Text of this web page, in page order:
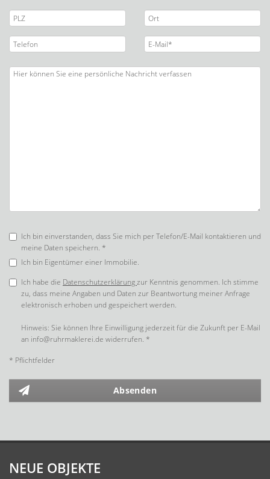
Ich bin einverstanden, dass Sie mich per Telefon/E-Mail kontaktieren und
meine Daten speichern. *
Ich bin Eigentümer einer Immobilie.
Ich habe die Datenschutzerklärungzur Kenntnis genommen. Ich stimme
zu, dass meine Angaben und Daten zur Beantwortung meiner Anfrage
elektronisch erhoben und gespeichert werden.
Hinweis: Sie können Ihre Einwilligung jederzeit für die Zukunft per E-Mail
an info@ruhrmaklerei.de widerrufen. *
* Pflichtfelder
Absenden
NEUE OBJEKTE